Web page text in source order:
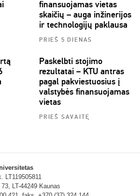
finansuojamas vietas
skaičių – auga inžinerijos
ir technologijų paklausa
PRIEŠ 5 DIENAS
Paskelbti stojimo
rezultatai – KTU antras
pagal pakviestuosius į
valstybės finansuojamas
vietas
PRIEŠ SAVAITĘ
LT119505811
LT-44249 Kaunas